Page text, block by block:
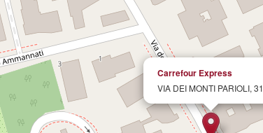
Carrefour Express
VIA DEI MONTI PARIOLI, 31